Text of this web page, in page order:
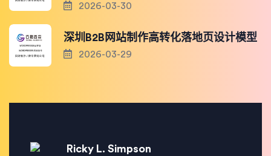
2026-03-30
深圳B2B网站制作高转化落地页设计模型
2026-03-29
Ricky L. Simpson